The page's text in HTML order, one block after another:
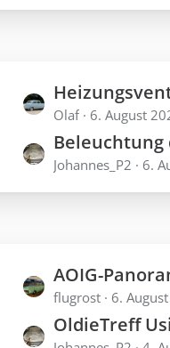
t
e
i
t
r
ä
L
e
t
z
t
e
i
t
Olaf 6. August
Beleuchtung der
Johannes_P2 6.
L
e
t
AOIG-
flugrost 6.
OldieTreff